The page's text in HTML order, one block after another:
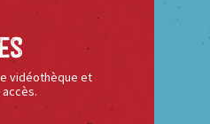
vidéothèque et